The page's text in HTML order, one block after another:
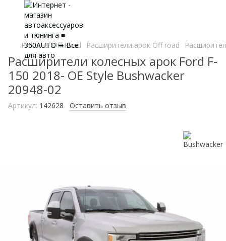
Pickup & Off Road Расширители арок Off road
Расширители колесных арок Ford F-
150 2018- OE Style Bushwacker
20948-02
Артикул: 142628 Оставить отзыв